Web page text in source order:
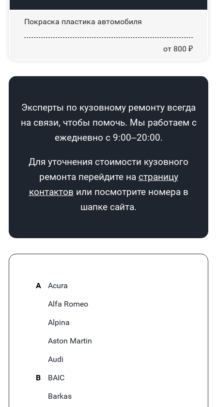
Покраска пластика автомобиля
от 800 ₽
Эксперты по кузовному ремонту всегда
на связи, чтобы помочь. Мы работаем с
ежедневно с 9:00–20:00.
Для уточнения стоимости кузовного
ремонта перейдите на страницу
контактов или посмотрите номера в
шапке сайта.
A
Acura
Alfa Romeo
Alpina
Aston Martin
Audi
B
BAIC
Barkas